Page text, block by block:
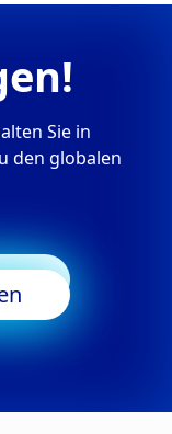
Sie in
den globalen